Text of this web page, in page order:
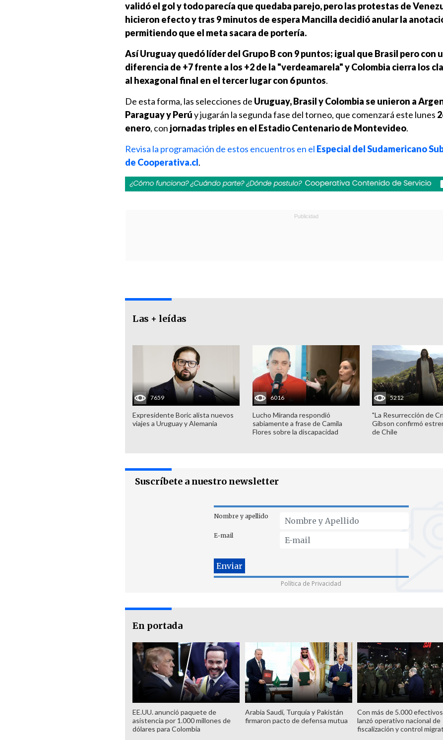
validó el gol y todo parecía que quedaba parejo, pero las protestas de
hicieron efecto y tras 9 minutos de espera Mancilla decidió anular la
permitiendo que el meta sacara de portería.
Así Uruguay quedó líder del Grupo B con 9 puntos; igual que Brasil pero con
diferencia de +7 frente a los +2 de la "verdeamarela" y Colombia cierra los
al hexagonal final en el tercer lugar con 6 puntos.
De esta forma, las selecciones de Uruguay, Brasil y Colombia se unieron a
Paraguay y Perúy jugarán la segunda fase del torneo, que comenzará este lunes
enero, con jornadas triples en el Estadio Centenario de Montevideo.
Revisa la programación de estos encuentros en el Especial del Sudamericano
de Cooperativa.cl.
Las + leídas
7659
Expresidente Boric alista nuevos
viajes a Uruguay y Alemania
6016
Lucho Miranda respondió
sabiamente a frase de Camila
Flores sobre la discapacidad
5212
"La Resurrección de
Gibson confirmó
de Chile
Suscríbete a nuestro newsletter
Nombre y apellido
E-mail
Política de Privacidad
En portada
EE.UU. anunció paquete de
asistencia por 1.000 millones de
dólares para Colombia
Arabia Saudí, Turquía y Pakistán
firmaron pacto de defensa mutua
Con más de 5.000
lanzó operativo nacional de
fiscalización y control